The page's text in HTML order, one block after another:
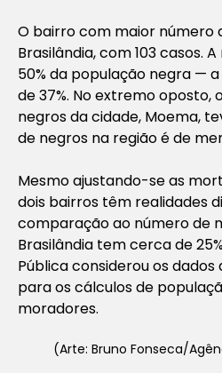
O bairro com maior número
Brasilândia, com 103 casos.
50% da população negra —
de 37%. No extremo oposto,
negros da cidade, Moema,
de negros na região é de
Mesmo ajustando-se as
dois bairros têm realidades
comparação ao número de
Brasilândia tem cerca de
Pública considerou os dados
para os cálculos de
moradores.
(Arte: Bruno Fonseca/